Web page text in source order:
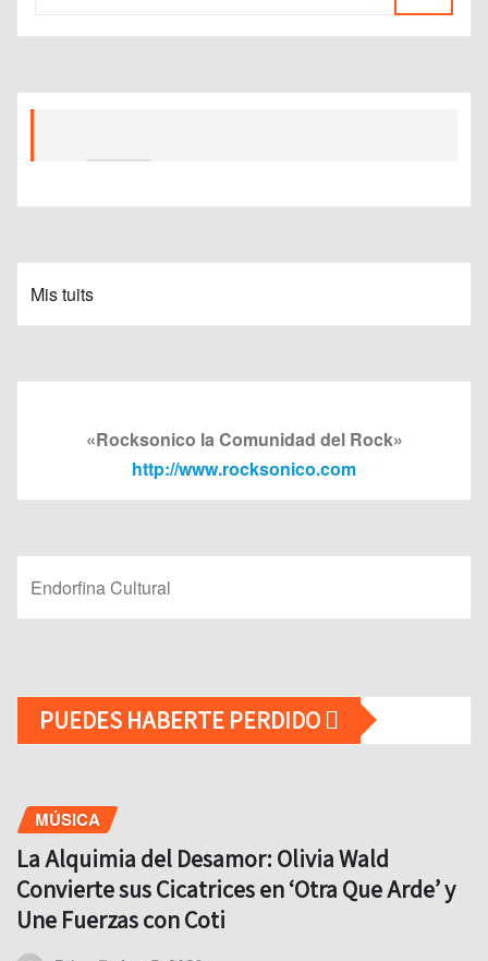
Mis tuits
«Rocksonico la Comunidad del Rock»
http://www.rocksonico.com
Endorfina Cultural
PUEDES HABERTE PERDIDO
MÚSICA
La Alquimia del Desamor: Olivia Wald
Convierte sus Cicatrices en ‘Otra Que Arde’ y
Une Fuerzas con Coti